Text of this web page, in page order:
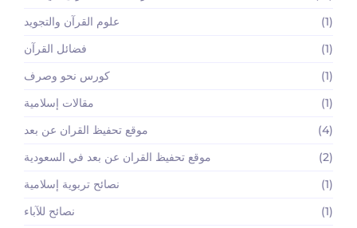
علوم القرآن والتجويد
(1)
فضائل القرآن
(1)
كورس نحو وصرف
(1)
مقالات إسلامية
(1)
موقع تحفيظ القران عن بعد
(4)
موقع تحفيظ القران عن بعد في السعودية
(2)
نصائح تربوية إسلامية
(1)
نصائح للآباء
(1)